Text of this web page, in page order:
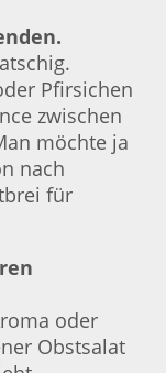
Pfirsichen
zwischen
möchte ja
nach
für
oder
Obstsalat